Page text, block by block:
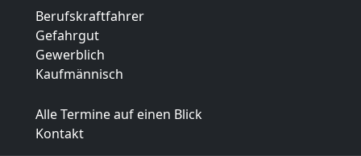
Berufskraftfahrer
Gefahrgut
Gewerblich
Kaufmännisch
Alle Termine auf einen Blick
Kontakt